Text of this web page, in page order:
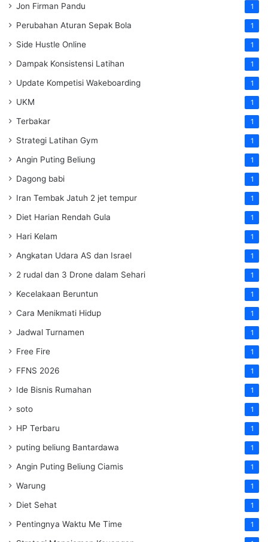
Jon Firman Pandu 1
Perubahan Aturan Sepak Bola 1
Side Hustle Online 1
Dampak Konsistensi Latihan 1
Update Kompetisi Wakeboarding 1
UKM 1
Terbakar 1
Strategi Latihan Gym 1
Angin Puting Beliung 1
Dagong babi 1
Iran Tembak Jatuh 2 jet tempur 1
Diet Harian Rendah Gula 1
Hari Kelam 1
Angkatan Udara AS dan Israel 1
2 rudal dan 3 Drone dalam Sehari 1
Kecelakaan Beruntun 1
Cara Menikmati Hidup 1
Jadwal Turnamen 1
Free Fire 1
FFNS 2026 1
Ide Bisnis Rumahan 1
soto 1
HP Terbaru 1
puting beliung Bantardawa 1
Angin Puting Beliung Ciamis 1
Warung 1
Diet Sehat 1
Pentingnya Waktu Me Time 1